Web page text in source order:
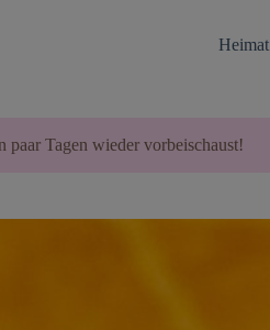
Heimat
Tagen wieder vorbeischaust!